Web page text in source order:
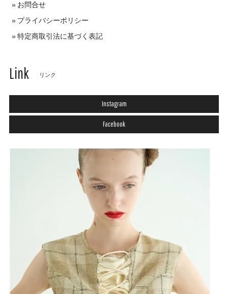
お問合せ
プライバシーポリシー
特定商取引法に基づく表記
Link リンク
Instagram
Facebook